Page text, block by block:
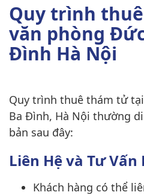
Quy trình
văn phòng
Đình Hà Nội
Quy trình thuê thám tử
Ba Đình, Hà Nội thường
bản sau đây:
Liên Hệ và Tư Vấn
Khách hàng có thể